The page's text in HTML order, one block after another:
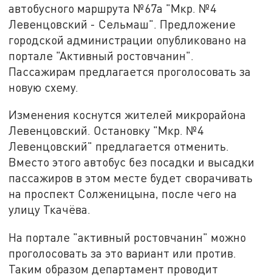
автобусного маршрута №67а "Мкр. №4
Левенцовский - Сельмаш". Предложение
городской администрации опубликовано на
портале "Активный ростовчанин".
Пассажирам предлагается проголосовать за
новую схему.
Изменения коснутся жителей микрорайона
Левенцовский. Остановку "Мкр. №4
Левенцовский" предлагается отменить.
Вместо этого автобус без посадки и высадки
пассажиров в этом месте будет сворачивать
на проспект Солженицына, после чего на
улицу Ткачёва.
На портале "активный ростовчанин" можно
проголосовать за это вариант или против.
Таким образом департамент проводит